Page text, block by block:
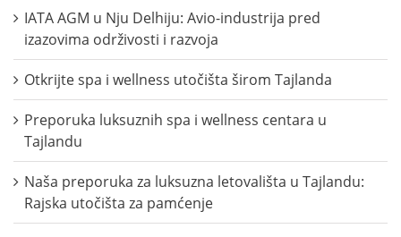
IATA AGM u Nju Delhiju: Avio-industrija pred
izazovima održivosti i razvoja
Otkrijte spa i wellness utočišta širom Tajlanda
Preporuka luksuznih spa i wellness centara u
Tajlandu
Naša preporuka za luksuzna letovališta u Tajlandu:
Rajska utočišta za pamćenje